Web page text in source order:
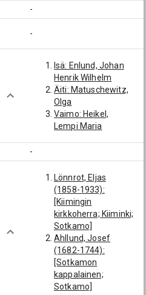
-
-
Isä: Enlund, Johan
Henrik Wilhelm
Äiti: Matuschewitz,
Olga
Vaimo: Heikel,
Lempi Maria
-
Lönnrot, Eljas
(1858-1933):
[Kiimingin
kirkkoherra; Kiiminki;
Sotkamo]
Ahllund, Josef
(1682-1744):
[Sotkamon
kappalainen;
Sotkamo]